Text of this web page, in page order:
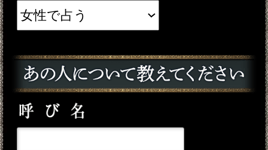
行ったり、他の目的で使用することはあ
りません。ご利用の際は、当社「個人情
動作環境
この占い番組は、次の環境でご利用
ください。